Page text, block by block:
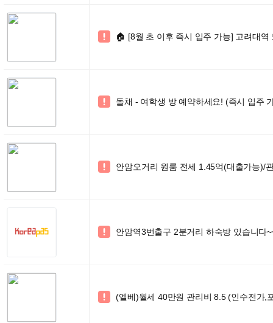
 🏠 [8월 초 이후 즉시 입주 가능] 고려대역
 돌채 - 여학생 방 예약하세요! (즉시 입주
 안암오거리 원룸 전세 1.45억(대출가능)/
 안암역3번출구 2분거리 하숙방 있습니다
 (엘베)월세 40만원 관리비 8.5 (인수전가,